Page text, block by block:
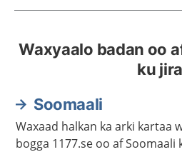
Waxyaalo badan oo
ku jira
Soomaali
Waxaad halkan ka arki kartaa
bogga 1177.se oo af Soomaali